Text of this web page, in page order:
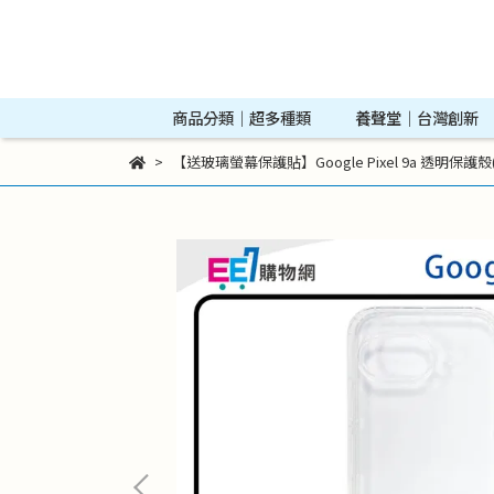
商品分類｜超多種類 養聲堂｜台灣創新
【送玻璃螢幕保護貼】Google Pixel 9a 透明保護